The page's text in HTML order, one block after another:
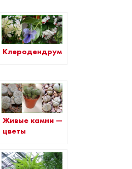
Клеродендрум
Живые камни —
цветы